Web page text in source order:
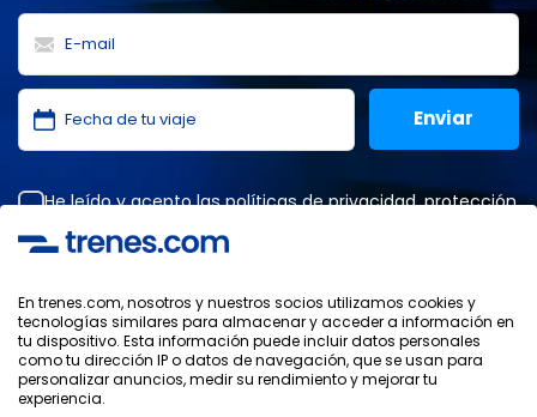
He leído y acepto laspolíticas de privacidad,protección
SOLUTIONS.
Política de Privacidad
Condiciones Generales
En trenes.com, nosotros y nuestros socios utilizamos cookies y
tecnologías similares para almacenar y acceder a información en
tu dispositivo. Esta información puede incluir datos personales
como tu dirección IP o datos de navegación, que se usan para
personalizar anuncios, medir su rendimiento y mejorar tu
experiencia.